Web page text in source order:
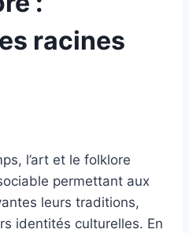
racines
l’art et le folklore
permettant aux
leurs traditions,
identités culturelles. En